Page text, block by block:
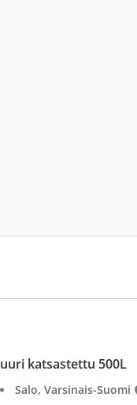
katsastettu 500L
Salo, Varsinais-Suomi